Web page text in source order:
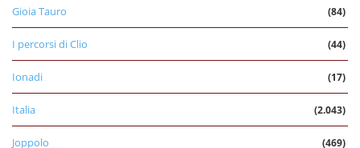
Gioia Tauro (84)
I percorsi di Clio (44)
Ionadi (17)
Italia (2.043)
Joppolo (469)